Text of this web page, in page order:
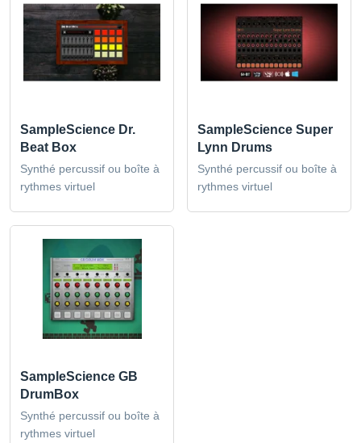
SampleScience Dr.
Beat Box
Synthé percussif ou boîte à
rythmes virtuel
SampleScience Super
Lynn Drums
Synthé percussif ou boîte à
rythmes virtuel
SampleScience GB
DrumBox
Synthé percussif ou boîte à
rythmes virtuel